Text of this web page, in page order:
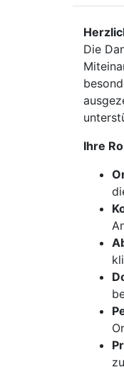
Die
Ihre